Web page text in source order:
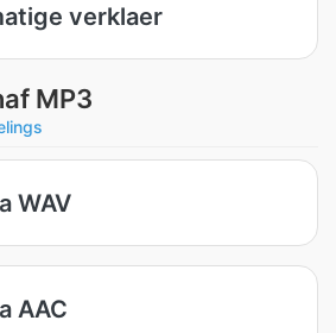
verklaer
MP3
WAV
AAC